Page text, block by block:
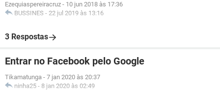
Ezequiaspereiracruz - 10 jun 2018 às 17:36
BUSSINES - 22 jul 2019 às 13:16
3 Respostas
Entrar no Facebook pelo Google
Tikamatunga - 7 jan 2020 às 20:37
ninha25 - 8 jan 2020 às 02:49